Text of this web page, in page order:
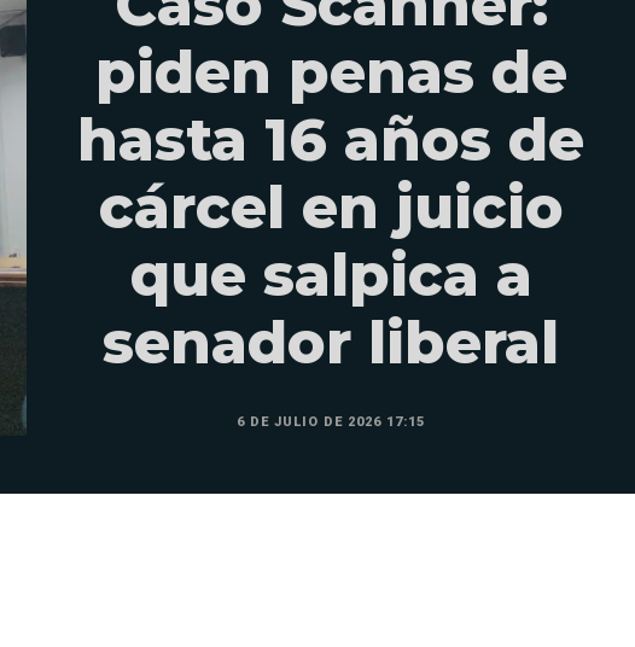
piden penas de
hasta 16 años de
cárcel en juicio
que salpica a
senador liberal
6 DE JULIO DE 2026 17:15